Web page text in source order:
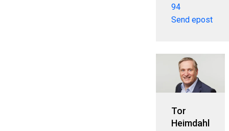
94
Send epost
Tor
Heimdahl